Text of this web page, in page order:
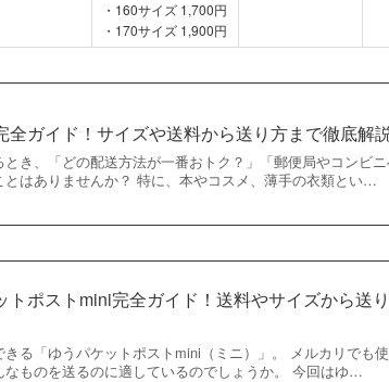
・160サイズ 1,700円
・170サイズ 1,900円
全ガイド！サイズや送料から送り方まで徹底解
き、「どの配送方法が一番おトク？」「郵便局やコンビ
はありませんか？ 特に、本やコスメ、薄手の衣類とい…
トポストmini完全ガイド！送料やサイズから送
る「ゆうパケットポストmini（ミニ）」。 メルカリでも
ものを送るのに適しているのでしょうか。 今回はゆ…